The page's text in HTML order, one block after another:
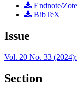
Endnote/
BibTeX
Issue
Vol. 20 No. 33
Section